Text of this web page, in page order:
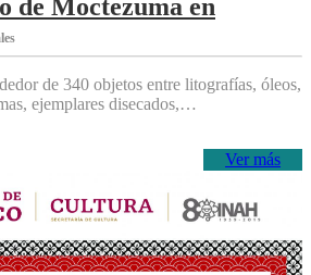
de Moctezuma en
de 340 objetos entre litografías, óleos,
ejemplares disecados,…
Ver más